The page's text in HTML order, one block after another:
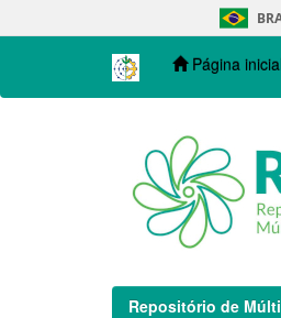
navigation
Página inicial
Repositório de